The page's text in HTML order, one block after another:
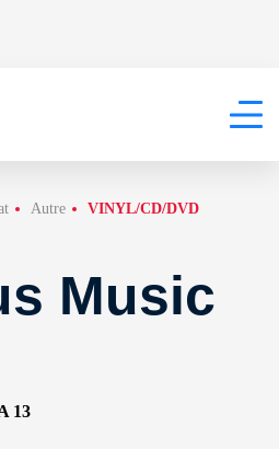
Autre VINYL/CD/DVD
Music
13